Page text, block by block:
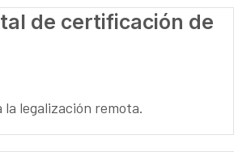
de certificación de
legalización remota.